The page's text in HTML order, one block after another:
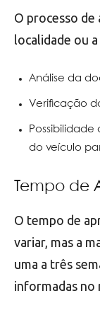
O processo
localidade ou
Análise da
Verificação
do veículo
Tempo de
O tempo de
variar, mas a
uma a três
informadas no